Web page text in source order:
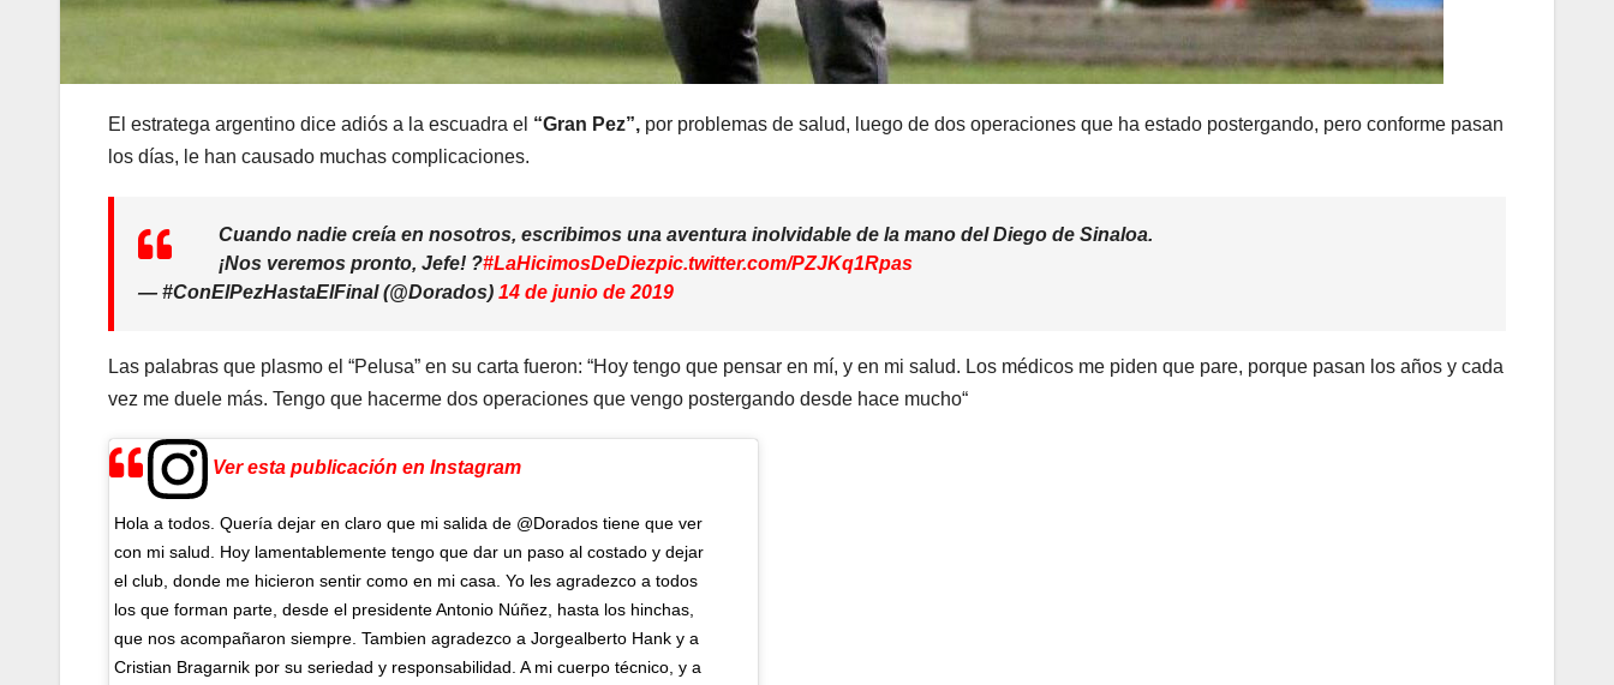
El estratega argentino dice adiós a la escuadra el “Gran Pez”, por problemas de salud, luego de dos operaciones que ha estado postergando, pero conforme pasan
los días, le han causado muchas complicaciones.
Cuando nadie creía en nosotros, escribimos una aventura inolvidable de la mano del Diego de Sinaloa.
¡Nos veremos pronto, Jefe! ?#LaHicimosDeDiezpic.twitter.com/PZJKq1Rpas
— #ConElPezHastaElFinal (@Dorados) 14 de junio de 2019
Las palabras que plasmo el “Pelusa” en su carta fueron: “Hoy tengo que pensar en mí, y en mi salud. Los médicos me piden que pare, porque pasan los años y cada
vez me duele más. Tengo que hacerme dos operaciones que vengo postergando desde hace mucho“
Ver esta publicación en Instagram
Hola a todos. Quería dejar en claro que mi salida de @Dorados tiene que ver
con mi salud. Hoy lamentablemente tengo que dar un paso al costado y dejar
el club, donde me hicieron sentir como en mi casa. Yo les agradezco a todos
los que forman parte, desde el presidente Antonio Núñez, hasta los hinchas,
que nos acompañaron siempre. Tambien agradezco a Jorgealberto Hank y a
Cristian Bragarnik por su seriedad y responsabilidad. A mi cuerpo técnico, y a